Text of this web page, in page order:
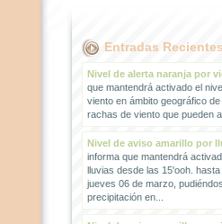
Entradas Recientes
Nivel de alerta naranja por
que mantendrá activado el
viento en ámbito geográfico
rachas de viento que pueden
Nivel de aviso amarillo por
informa que mantendrá
lluvias desde las 15'ooh.
jueves 06 de marzo,
precipitación en...